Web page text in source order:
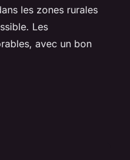
les zones rurales
Les
avec un bon